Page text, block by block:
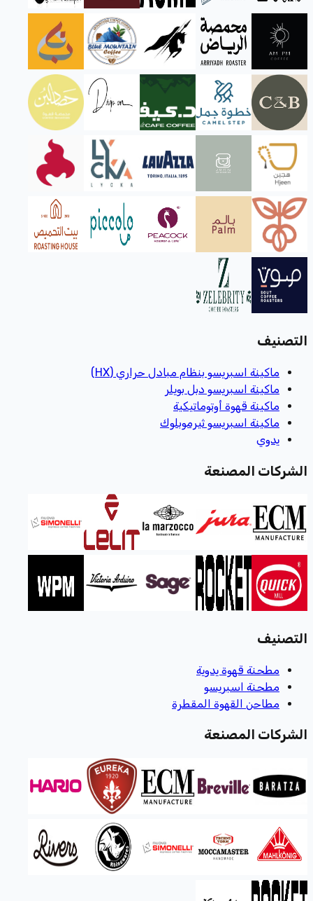
التصنيف
ماكينة اسبريسو بنظام مبادل حراري (HX)
ماكينة اسبريسو دبل بويلر
ماكينة قهوة أوتوماتيكية
ماكينة اسبريسو ثيرموبلوك
يدوي
الشركات المصنعة
التصنيف
مطحنة قهوة يدوية
مطحنة اسبريسو
مطاحن القهوة المقطرة
الشركات المصنعة